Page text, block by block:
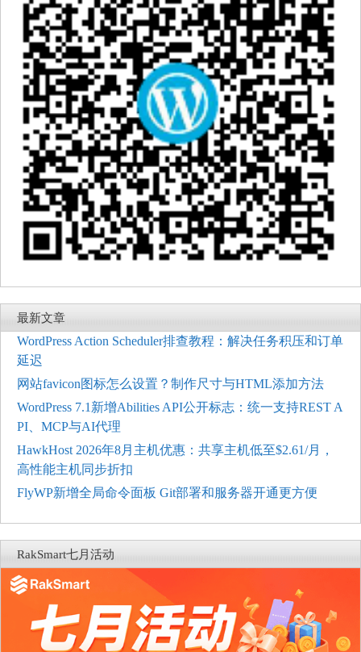
最新文章
WordPress Action Scheduler排查教程：解决任务积压和订单
延迟
网站favicon图标怎么设置？制作尺寸与HTML添加方法
WordPress 7.1新增Abilities API公开标志：统一支持REST A
PI、MCP与AI代理
HawkHost 2026年8月主机优惠：共享主机低至$2.61/月，
高性能主机同步折扣
FlyWP新增全局命令面板 Git部署和服务器开通更方便
RakSmart七月活动